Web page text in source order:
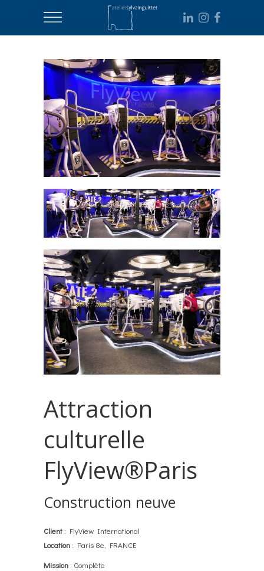
Attraction
culturelle
FlyView®Paris
Construction neuve
Client : FlyView International
Location : Paris 8e, FRANCE
Mission : Complète